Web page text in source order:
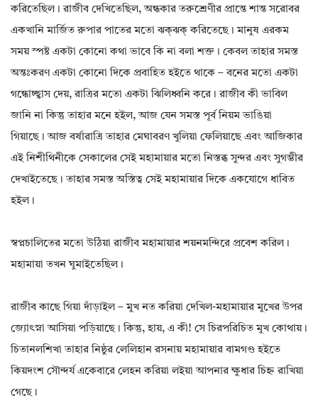
করিতেছিল। রাজীব দেখিতেছিল, অন্ধকার তরুশ্রেণীর প্রান্তে শান্ত সরোবর
একখানি মার্জিত রুপার পাতের মতো ঝক্ঝক্ করিতেছে। মানুষ এরকম
সময় স্পষ্ট একটা কোনো কথা ভাবে কি না বলা শক্ত। কেবল তাহার সমস্ত
অন্তঃকরণ একটা কোনো দিকে প্রবাহিত হইতে থাকে – বনের মতো একটা
গন্ধোচ্ছ্বাস দেয়, রাত্রির মতো একটা ঝিলিধ্বনি করে। রাজীব কী ভাবিল
জানি না কিন্তু তাহার মনে হইল, আজ যেন সমস্ত পূর্ব নিয়ম ভাঙিয়া
গিয়াছে। আজ বর্ষারাত্রি তাহার মেঘাবরণ খুলিয়া ফেলিয়াছে এবং আজিকার
এই নিশীথিনীকে সেকালের সেই মহামায়ার মতো নিস্তব্ধ সুন্দর এবং সুগম্ভীর
দেখাইতেছে। তাহার সমস্ত অস্তিত্ব সেই মহামায়ার দিকে একযোগে ধাবিত
হইল।
স্বপ্নচালিতের মতো উঠিয়া রাজীব মহামায়ার শয়নমন্দিরে প্রবেশ করিল।
মহামায়া তখন ঘুমাইতেছিল।
রাজীব কাছে গিয়া দাঁড়াইল – মুখ নত করিয়া দেখিল-মহামায়ার মুখের উপর
জ্যোৎস্না আসিয়া পড়িয়াছে। কিন্তু, হায়, এ কী! সে চিরপরিচিত মুখ কোথায়।
চিতানলশিখা তাহার নিষ্ঠুর লেলিহান রসনায় মহামায়ার বামগণ্ড হইতে
কিয়দংশ সৌন্দর্য একেবারে লেহন করিয়া লইয়া আপনার ক্ষুধার চিহ্ন রাখিয়া
গেছে।